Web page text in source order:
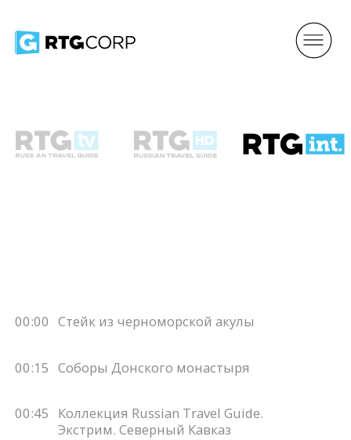
00:00 Стейк из черноморской акулы
00:15 Соборы Донского монастыря
00:45
Коллекция Russian Travel Guide.
Экстрим. Северный Кавказ